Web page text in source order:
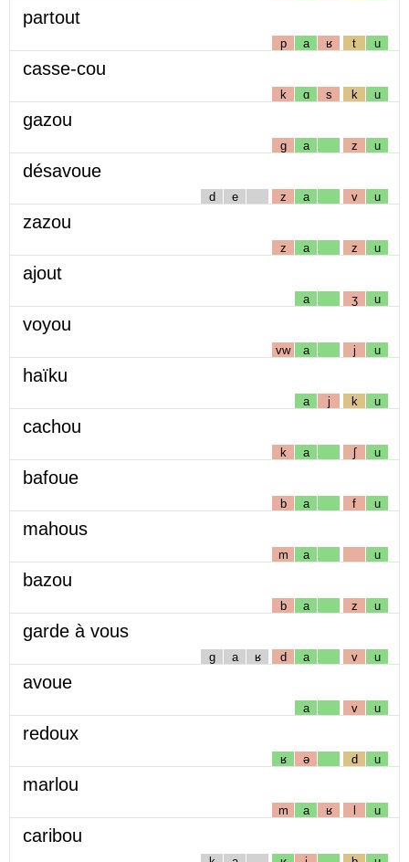
partout
p a ʁ t u
casse-cou
k ɑ s k u
gazou
g a z u
désavoue
d e z a v u
zazou
z a z u
ajout
a ʒ u
voyou
vw a j u
haïku
a j k u
cachou
k a ʃ u
bafoue
b a f u
mahous
m a u
bazou
b a z u
garde à vous
g a ʁ d a v u
avoue
a v u
redoux
ʁ ə d u
marlou
m a ʁ l u
caribou